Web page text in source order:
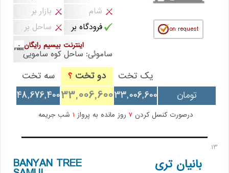
شام
بازار بر
فرودگاه بر
ساحل بر
اینترنت بیسیم رایگان
ساموئی: ساحل کوه سامویی
یک تخت دو تخت ؟
سه تخت
تومان
33,006,600
33,006,600
48,676,400
درصورت کنسل کردن 7 روز مانده به پرواز شب جریمه
13
بانیان تری BANYAN TREE